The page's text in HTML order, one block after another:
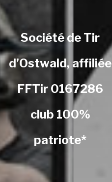
Société de Tir
d’Ostwald, affiliée
FFTir 0167286
club 100%
patriote*